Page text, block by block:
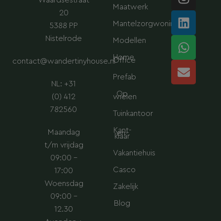
20
5388 PP
Nistelrode
contact@wandertinyhouse.nl
NL: +31
(0) 412
782560
Maandag
t/m vrijdag
09:00 –
17:00
Woensdag
09:00 –
12.30
Maatwerk
Mantelzorgwoning
Modellen
Home
Office
Prefab
Op
wielen
Tuinkantoor
Kant-
en-
klaar
Vakantiehuis
Casco
Zakelijk
Blog
n
s
t
a
g
r
a
i
n
k
e
d
i
n
h
a
t
s
a
p
p
n
v
e
l
o
p
e